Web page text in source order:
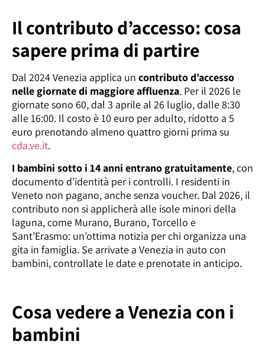
Il contributo d’accesso: cosa
sapere prima di partire
Dal 2024 Venezia applica un contributo d’accesso
nelle giornate di maggiore affluenza. Per il 2026 le
giornate sono 60, dal 3 aprile al 26 luglio, dalle 8:30
alle 16:00. Il costo è 10 euro per adulto, ridotto a 5
euro prenotando almeno quattro giorni prima su
cda.ve.it.
I bambini sotto i 14 anni entrano gratuitamente, con
documento d’identità per i controlli. I residenti in
Veneto non pagano, anche senza voucher. Dal 2026, il
contributo non si applicherà alle isole minori della
laguna, come Murano, Burano, Torcello e
Sant’Erasmo: un’ottima notizia per chi organizza una
gita in famiglia. Se arrivate a Venezia in auto con
bambini, controllate le date e prenotate in anticipo.
Cosa vedere a Venezia con i
bambini